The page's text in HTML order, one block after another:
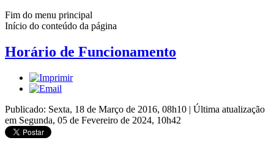
Fim do menu principal
Início do conteúdo da página
Horário de Funcionamento
Publicado: Sexta, 18 de Março de 2016, 08h10 | Última atualização
em Segunda, 05 de Fevereiro de 2024, 10h42